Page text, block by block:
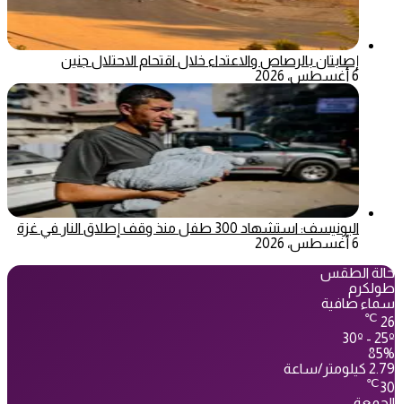
إصابتان بالرصاص والاعتداء خلال اقتحام الاحتلال جنين
6 أغسطس، 2026
اليونيسف: استشهاد 300 طفل منذ وقف إطلاق النار في غزة
6 أغسطس، 2026
حالة الطقس
طولكرم
سماء صافية
26
℃
30º - 25º
85%
2.79 كيلومتر/ساعة
30
℃